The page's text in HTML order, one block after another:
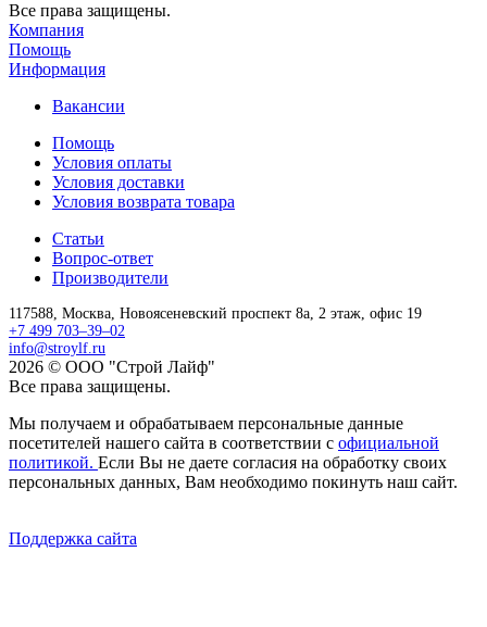
Все права защищены.
Компания
Помощь
Информация
Вакансии
Помощь
Условия оплаты
Условия доставки
Условия возврата товара
Статьи
Вопрос-ответ
Производители
117588, Москва, Новоясеневский проспект 8а, 2 этаж, офис 19
+7 499 703–39–02
info@stroylf.ru
2026 © ООО "Строй Лайф"
Все права защищены.
Мы получаем и обрабатываем персональные данные
посетителей нашего сайта в соответствии с официальной
политикой. Если Вы не даете согласия на обработку своих
персональных данных, Вам необходимо покинуть наш сайт.
Поддержка сайта